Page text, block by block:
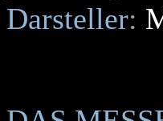
Darsteller: